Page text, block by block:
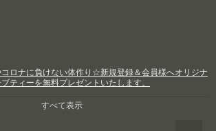
ロナに負けない体作り☆新規登録＆会員様へオリジナ
ティーを無料プレゼントいたします。
すべて表示